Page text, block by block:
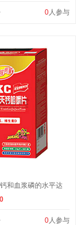
0人参与
和血浆磷的水平达
0人参与